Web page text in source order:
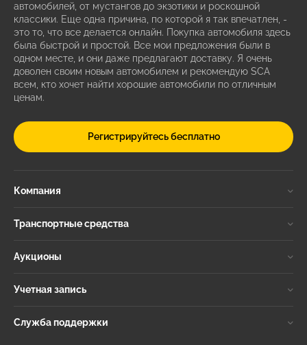
автомобилей, от мустангов до экзотики и роскошной
классики. Еще одна причина, по которой я так впечатлен, -
это то, что все делается онлайн. Покупка автомобиля здесь
была быстрой и простой. Все мои предложения были в
одном месте, и они даже предлагают доставку. Я очень
доволен своим новым автомобилем и рекомендую SCA
всем, кто хочет найти хорошие автомобили по отличным
ценам.
Регистрируйтесь бесплатно
Компания
Транспортные средства
Аукционы
Учетная запись
Служба поддержки